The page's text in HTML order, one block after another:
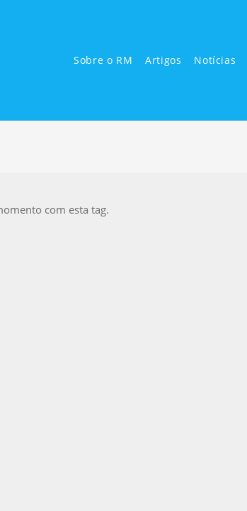
Sobre o RM Artigos Notícias
com esta tag.